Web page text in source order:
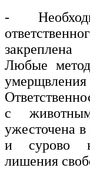
-
Любые
с
ужесточена в
и сурово
лишения